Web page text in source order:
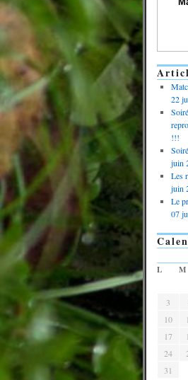
22
!!!
juin
Les
juin
Le
07
L M
3
10
17
24
31